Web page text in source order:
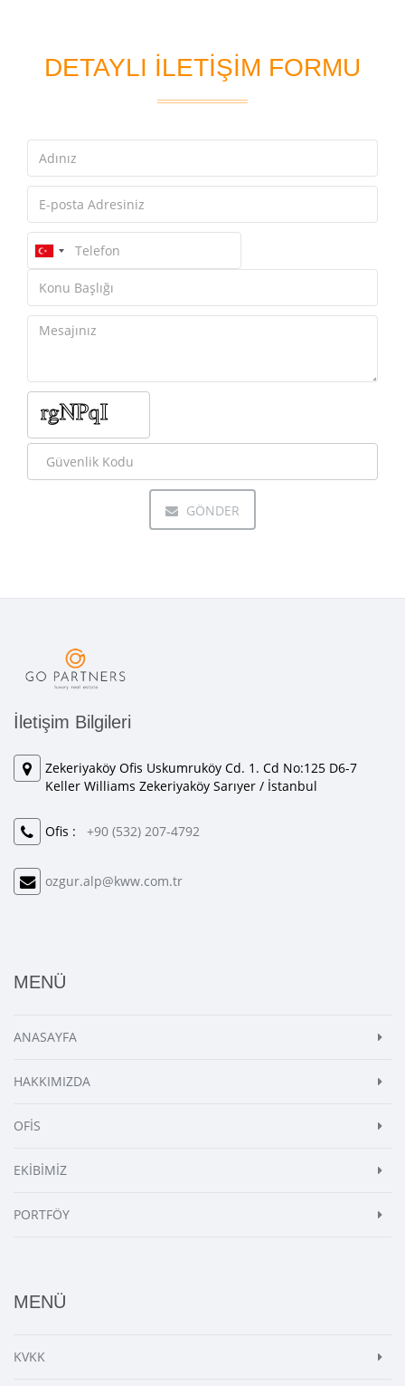
DETAYLI İLETİŞİM FORMU
GÖNDER
İletişim Bilgileri
Zekeriyaköy Ofis Uskumruköy Cd. 1. Cd No:125 D6-7
Keller Williams Zekeriyaköy Sarıyer / İstanbul
Ofis : +90 (532) 207-4792
ozgur.alp@kww.com.tr
MENÜ
ANASAYFA
HAKKIMIZDA
OFİS
EKİBİMİZ
PORTFÖY
MENÜ
KVKK